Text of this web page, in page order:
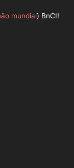
mundial) BnCI!